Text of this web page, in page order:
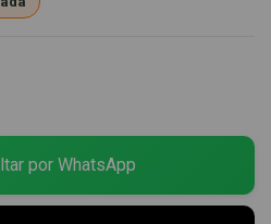
por WhatsApp